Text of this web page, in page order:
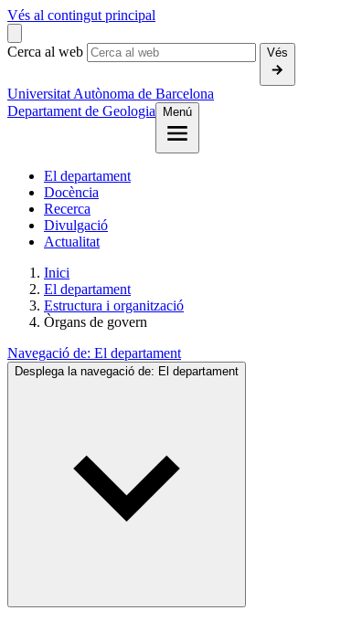
Vés al contingut principal
Cerca al web Vés
Universitat Autònoma de Barcelona
Departament de Geologia
Menú
El departament
Docència
Recerca
Divulgació
Actualitat
Inici
El departament
Estructura i organització
Òrgans de govern
Navegació de: El departament
Desplega la navegació de: El departament